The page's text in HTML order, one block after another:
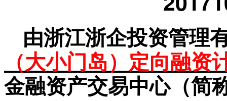
由浙江浙企投资管理
（大小门岛）定向融资
金融资产交易中心（简